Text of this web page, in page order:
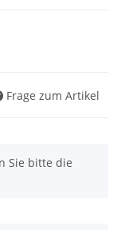
Frage zum Artikel
Sie bitte die